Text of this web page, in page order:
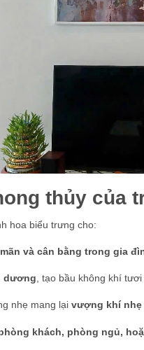
thủy của
hoa biểu trưng cho:
và cân bằng trong gia
dương , tạo bầu không khí
nhẹ mang lại vượng khí nhẹ
khách, phòng ngủ,